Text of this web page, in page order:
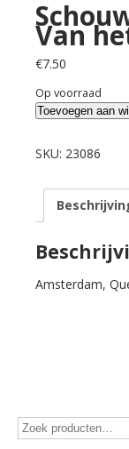
Van
€7.50
Op voorraad
Schouwenaar,
Van
woord
aantal
Toevoegen aan
SKU: 23086
Amsterdam,
Zoeken